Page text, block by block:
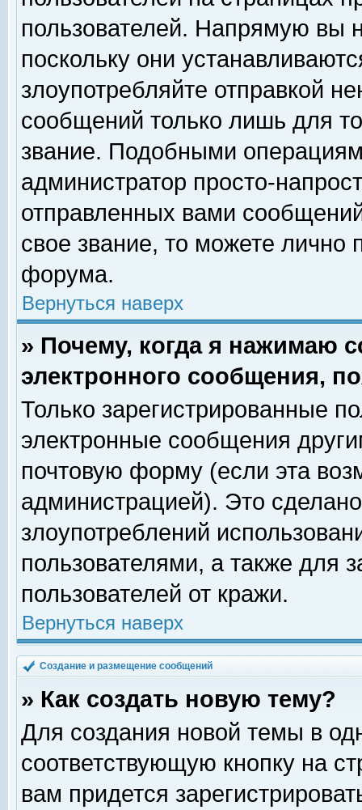
пользователей. Напрямую вы
поскольку они
злоупотребляйте отправкой
сообщений только лишь для
звание. Подобными
администратор просто-
отправленных вами
свое звание, то можете лично
форума.
Вернуться наверх
» Почему, когда я нажимаю
электронного сообщения,
Только зарегистрированные
электронные сообщения
почтовую форму (если эта
администрацией). Это
злоупотреблений
пользователями, а также для
пользователей от кражи.
Вернуться наверх
Создание и размещение сообщений
» Как создать новую тему?
Для создания новой темы в
соответствующую кнопку на
вам придется